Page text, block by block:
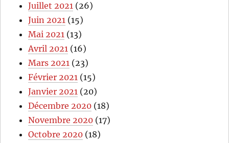
Juillet 2021 (26)
Juin 2021 (15)
Mai 2021 (13)
Avril 2021 (16)
Mars 2021 (23)
Février 2021 (15)
Janvier 2021 (20)
Décembre 2020 (18)
Novembre 2020 (17)
Octobre 2020 (18)